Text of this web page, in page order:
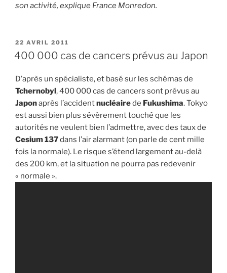
son activité, explique France Monredon.
PUBLIÉ
LE
22 AVRIL 2011
400 000 cas de cancers prévus au Japon
D’après un spécialiste, et basé sur les schémas de
Tchernobyl, 400 000 cas de cancers sont prévus au
Japonaprès l’accidentnucléairede Fukushima. Tokyo
est aussi bien plus sévèrement touché que les
autorités ne veulent bien l’admettre, avec des taux de
Cesium 137dans l’air alarmant (on parle de cent mille
fois la normale). Le risque s’étend largement au-delà
des 200 km, et la situation ne pourra pas redevenir
« normale ».